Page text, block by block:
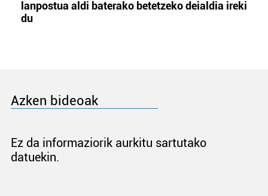
lanpostua aldi baterako betetzeko deialdia ireki
du
Azken bideoak
Ez da informaziorik aurkitu sartutako
datuekin.